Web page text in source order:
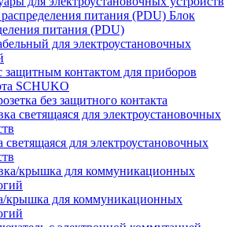
Блок
питания (PDU)
для электроустановочных
защитным контактом для приборов
SCHUKO
без защитного контакта
светящаяся для электроустановочных
крышка для коммуникационных